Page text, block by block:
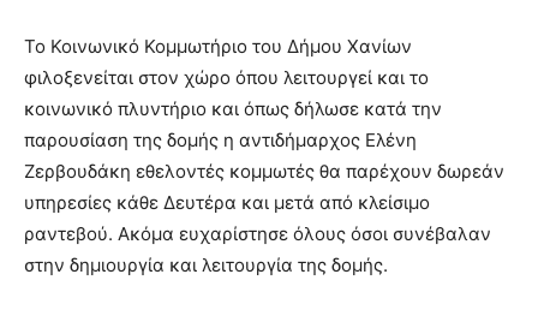
Το Κοινωνικό Κομμωτήριο του Δήμου Χανίων
φιλοξενείται στον χώρο όπου λειτουργεί και το
κοινωνικό πλυντήριο και όπως δήλωσε κατά την
παρουσίαση της δομής η αντιδήμαρχος Ελένη
Ζερβουδάκη εθελοντές κομμωτές θα παρέχουν δωρεάν
υπηρεσίες κάθε Δευτέρα και μετά από κλείσιμο
ραντεβού. Ακόμα ευχαρίστησε όλους όσοι συνέβαλαν
στην δημιουργία και λειτουργία της δομής.